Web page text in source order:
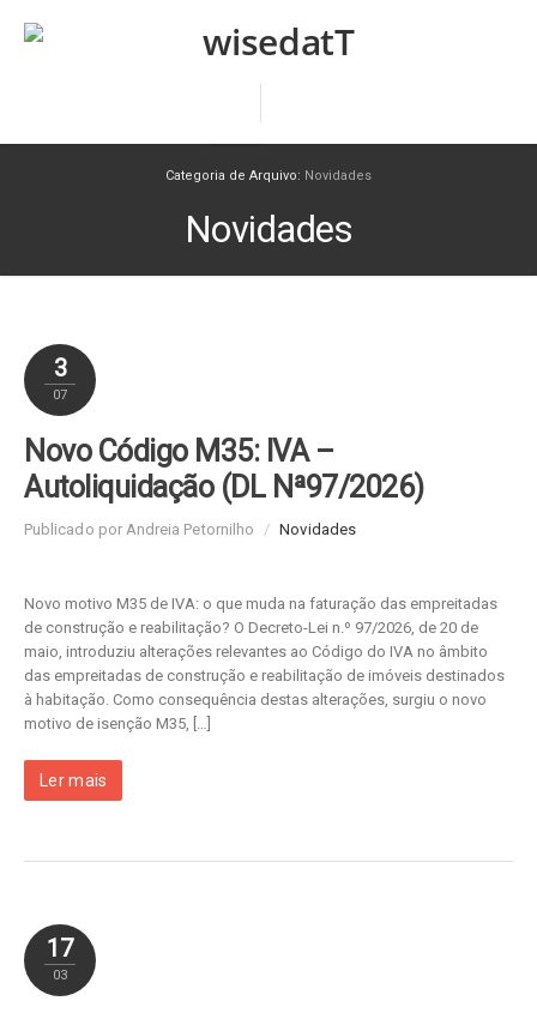
Categoria de Arquivo: Novidades
Novidades
3
07
Novo Código M35: IVA –
Autoliquidação (DL Nª97/2026)
Publicado por Andreia Petornilho / Novidades
Novo motivo M35 de IVA: o que muda na faturação das empreitadas
de construção e reabilitação? O Decreto-Lei n.º 97/2026, de 20 de
maio, introduziu alterações relevantes ao Código do IVA no âmbito
das empreitadas de construção e reabilitação de imóveis destinados
à habitação. Como consequência destas alterações, surgiu o novo
motivo de isenção M35, […]
Ler mais
17
03